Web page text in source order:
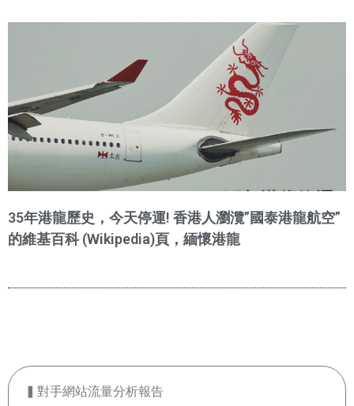
35年港龍歷史，今天停運! 香港人瀏灠”國泰港龍航空”
的維基百科 (Wikipedia)頁，緬懷港龍
▍對手網站流量分析報告